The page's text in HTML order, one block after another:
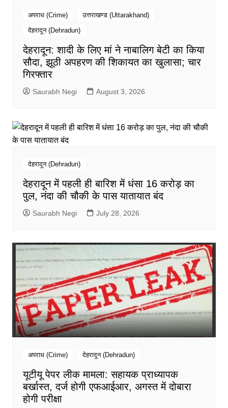
अपराध (Crime)
उत्तराखण्ड (Uttarakhand)
देहरादून (Dehradun)
देहरादून: शादी के लिए मां ने नाबालिग बेटी का किया
सौदा, झूठी अपहरण की शिकायत का खुलासा; चार
गिरफ्तार
Saurabh Negi August 3, 2026
देहरादून (Dehradun)
देहरादून में पहली ही बारिश में धंसा 16 करोड़ का
पुल, नंदा की चौकी के पास यातायात बंद
Saurabh Negi July 28, 2026
अपराध (Crime) देहरादून (Dehradun)
यूटीयू पेपर लीक मामला: सहायक प्राध्यापक
बर्खास्त, दर्ज होगी एफआईआर, अगस्त में दोबारा
होगी परीक्षा